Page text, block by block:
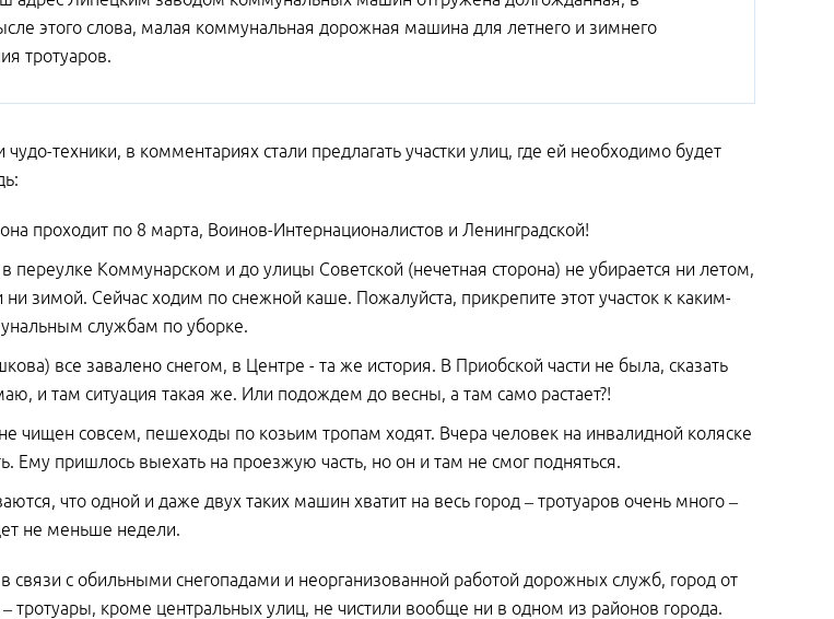
этого слова, малая коммунальная дорожная машина для летнего и зимнего
тротуаров.
техники, в комментариях стали предлагать участки улиц, где ей необходимо будет
проходит по 8 марта, Воинов-Интернационалистов и Ленинградской!
переулке Коммунарском и до улицы Советской (нечетная сторона) не убирается ни летом,
зимой. Сейчас ходим по снежной каше. Пожалуйста, прикрепите этот участок к каким-
службам по уборке.
все завалено снегом, в Центре - та же история. В Приобской части не была, сказать
и там ситуация такая же. Или подождем до весны, а там само растает?!
чищен совсем, пешеходы по козьим тропам ходят. Вчера человек на инвалидной коляске
Ему пришлось выехать на проезжую часть, но он и там не смог подняться.
что одной и даже двух таких машин хватит на весь город – тротуаров очень много –
не меньше недели.
с обильными снегопадами и неорганизованной работой дорожных служб, город от
– тротуары, кроме центральных улиц, не чистили вообще ни в одном из районов города.